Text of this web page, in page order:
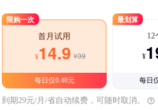
限购一次
首月试用
¥14.9 ¥39
每日仅0.48元
最划算
12
¥
每日
到期29元/月/省自动续费，可随时取消。